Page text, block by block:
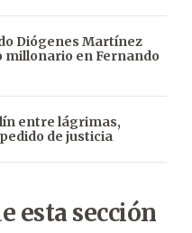
Diógenes Martínez
millonario en Fernando
entre lágrimas,
de justicia
esta sección